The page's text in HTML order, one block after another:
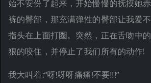
始不安份了起来，开始慢慢的抚摸她
裤的臀部，那充满弹性的臀部让我爱
指头在上面打圈。突然，正在舌吻中
狠的咬住，并停止了我们所有的动作!
我大叫着:“呀!呀呀痛痛!不要!!!”